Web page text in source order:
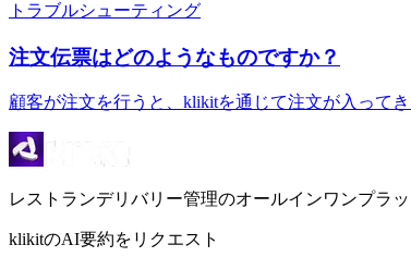
トラブルシューティング
注文伝票はどのようなものですか？
顧客が注文を行うと、klikitを通じて注文が入って
レストランデリバリー管理のオールインワンプラ
klikitのAI要約をリクエスト